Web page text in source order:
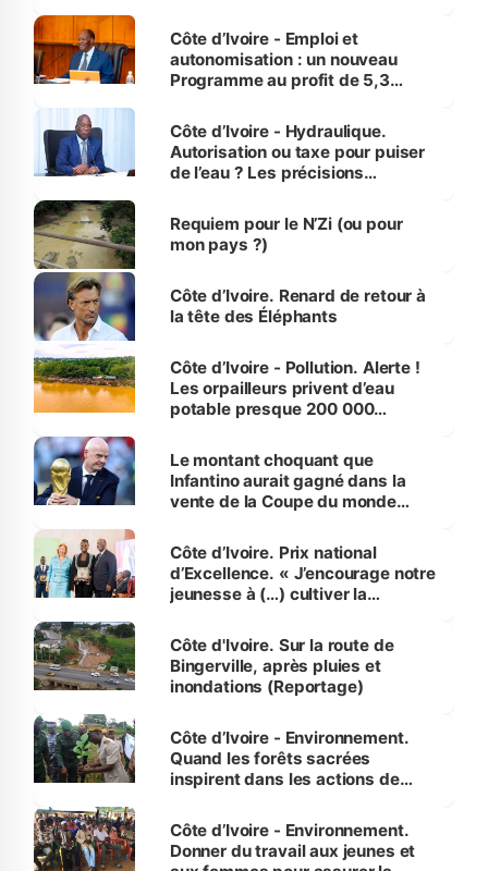
et Yamoussoukro
Côte d’Ivoire - Emploi et
autonomisation : un nouveau
Programme au profit de 5,3
Côte d’Ivoire - Hydraulique.
Autorisation ou taxe pour puiser
de l’eau ? Les précisions
Requiem pour le N’Zi (ou pour
mon pays ?)
Côte d’Ivoire. Renard de retour à
la tête des Éléphants
Côte d’Ivoire - Pollution. Alerte !
Les orpailleurs privent d’eau
potable presque 200 000
Le montant choquant que
Infantino aurait gagné dans la
vente de la Coupe du monde
Côte d’Ivoire. Prix national
d’Excellence. « J’encourage notre
jeunesse à (…) cultiver la
(Alassane Ouattara
Côte d'Ivoire. Sur la route de
Bingerville, après pluies et
inondations (Reportage)
Côte d’Ivoire - Environnement.
Quand les forêts sacrées
inspirent dans les actions de
Côte d’Ivoire - Environnement.
Donner du travail aux jeunes et